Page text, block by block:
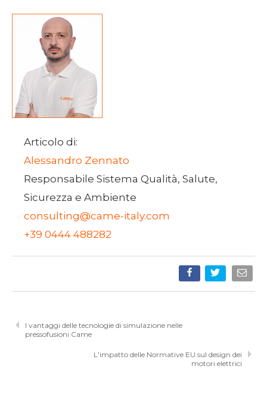
Articolo di:
Alessandro Zennato
Responsabile Sistema Qualità, Salute,
Sicurezza e Ambiente
consulting@came-italy.com
+39 0444 488282
I vantaggi delle tecnologie di simulazione nelle
pressofusioni Came
L'impatto delle Normative EU sul design dei
motori elettrici